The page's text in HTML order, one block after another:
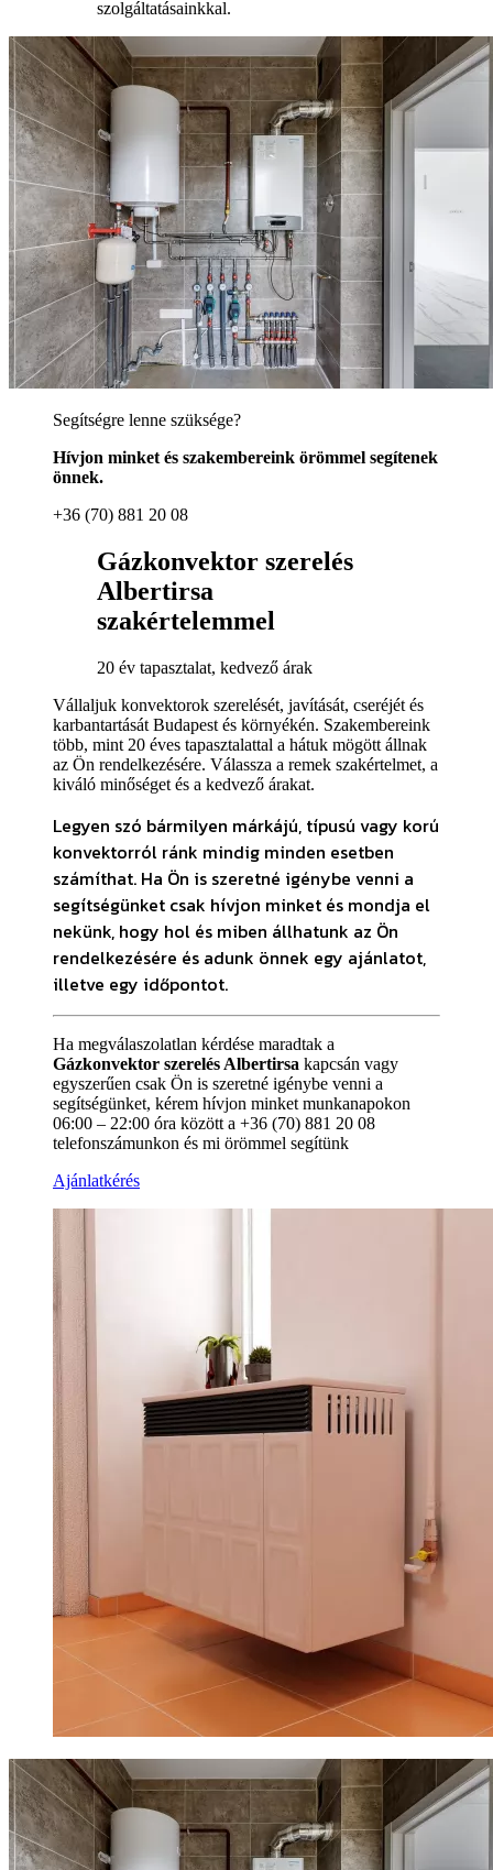
szolgáltatásainkkal.
Segítségre lenne szüksége?
Hívjon minket és szakembereink örömmel segítenek
önnek.
+36 (70) 881 20 08
Gázkonvektor szerelés
Albertirsa
szakértelemmel
20 év tapasztalat, kedvező árak
Vállaljuk konvektorok szerelését, javítását, cseréjét és
karbantartását Budapest és környékén. Szakembereink
több, mint 20 éves tapasztalattal a hátuk mögött állnak
az Ön rendelkezésére. Válassza a remek szakértelmet, a
kiváló minőséget és a kedvező árakat.
Legyen szó bármilyen márkájú, típusú vagy korú
konvektorról ránk mindig minden esetben
számíthat. Ha Ön is szeretné igénybe venni a
segítségünket csak hívjon minket és mondja el
nekünk, hogy hol és miben állhatunk az Ön
rendelkezésére és adunk önnek egy ajánlatot,
illetve egy időpontot.
Ha megválaszolatlan kérdése maradtak a
Gázkonvektor szerelés Albertirsa kapcsán vagy
egyszerűen csak Ön is szeretné igénybe venni a
segítségünket, kérem hívjon minket munkanapokon
06:00 – 22:00 óra között a +36 (70) 881 20 08
telefonszámunkon és mi örömmel segítünk
Ajánlatkérés